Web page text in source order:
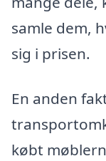
samle dem,
sig i prisen.
En anden
købt